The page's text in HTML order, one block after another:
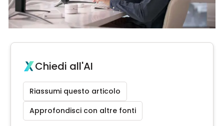
Chiedi all'AI
Riassumi questo articolo
Approfondisci con altre fonti